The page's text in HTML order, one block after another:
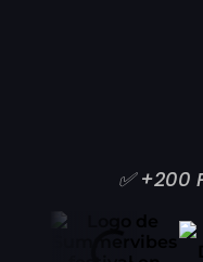
✅ +200